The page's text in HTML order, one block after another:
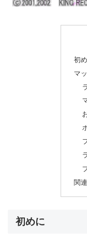
初
マ
関
初めに